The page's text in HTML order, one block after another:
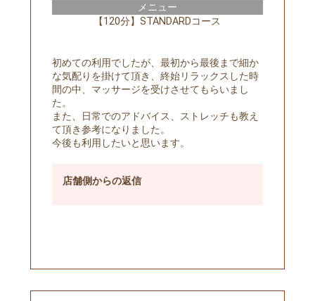
メニュー
【120分】STANDARDコース
初めての利用でしたが、最初から最後まで細か
な気配りを掛けて頂き、終始リラックスした時
間の中、マッサージを受けさせてもらいまし
た。
また、日常でのアドバイス、ストレッチも教え
て頂き参考になりました。
今後も利用したいと思います。
店舗側からの返信